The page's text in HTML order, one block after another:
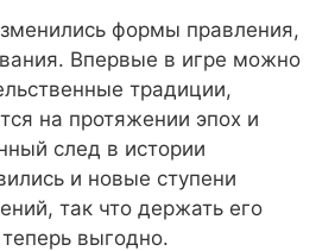
формы правления,
Впервые в игре можно
традиции,
на протяжении эпох и
след в истории
и новые ступени
так что держать его
выгодно.